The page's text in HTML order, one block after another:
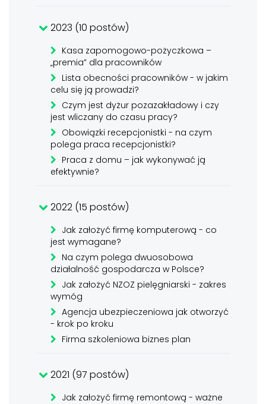
2023 (10 postów)
Kasa zapomogowo-pożyczkowa –
„premia” dla pracowników
Lista obecności pracowników - w jakim
celu się ją prowadzi?
Czym jest dyżur pozazakładowy i czy
jest wliczany do czasu pracy?
Obowiązki recepcjonistki - na czym
polega praca recepcjonistki?
Praca z domu – jak wykonywać ją
efektywnie?
2022 (15 postów)
Jak założyć firmę komputerową - co
jest wymagane?
Na czym polega dwuosobowa
działalność gospodarcza w Polsce?
Jak założyć NZOZ pielęgniarski - zakres
wymóg
Agencja ubezpieczeniowa jak otworzyć
- krok po kroku
Firma szkoleniowa biznes plan
2021 (97 postów)
Jak założyć firmę remontową - ważne